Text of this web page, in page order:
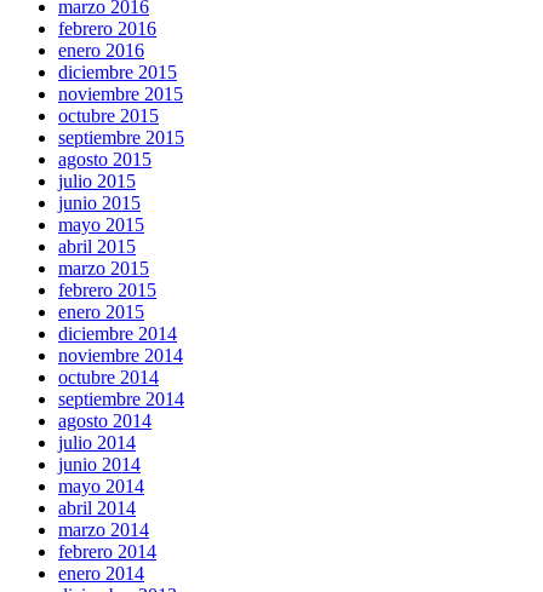
marzo 2016
febrero 2016
enero 2016
diciembre 2015
noviembre 2015
octubre 2015
septiembre 2015
agosto 2015
julio 2015
junio 2015
mayo 2015
abril 2015
marzo 2015
febrero 2015
enero 2015
diciembre 2014
noviembre 2014
octubre 2014
septiembre 2014
agosto 2014
julio 2014
junio 2014
mayo 2014
abril 2014
marzo 2014
febrero 2014
enero 2014